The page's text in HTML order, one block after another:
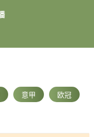
意甲 欧冠